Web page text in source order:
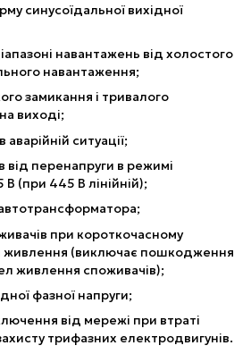
синусоїдальної вихідної
навантажень від холостого
навантаження;
замикання і тривалого
виході;
ситуації;
від перенапруги в режимі
(при 445 В лінійній);
при короткочасному
живлення (виключає пошкодження
живлення споживачів);
фазної напруги;
від мережі при втраті
трифазних електродвигунів.